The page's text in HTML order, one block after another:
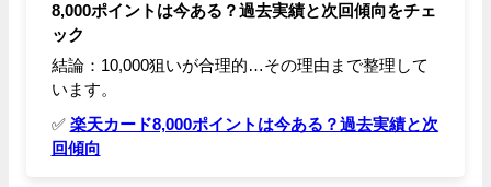
8,000ポイントは今ある？過去実績と次回傾向をチェ
ック
結論：10,000狙いが合理的…その理由まで整理して
います。
✅ 楽天カード8,000ポイントは今ある？過去実績と次
回傾向